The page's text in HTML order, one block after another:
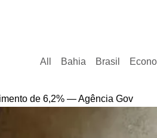
All Bahia Brasil